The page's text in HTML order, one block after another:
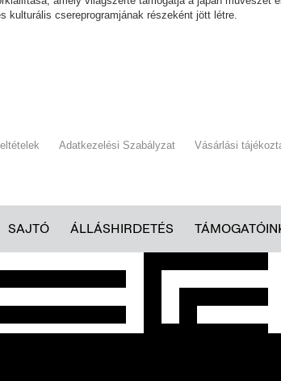
csereprogramjának részeként jött létre.
Adatkezelési Szabályzat Vásárlási
SAJTÓ ÁLLÁSHIRDETÉS